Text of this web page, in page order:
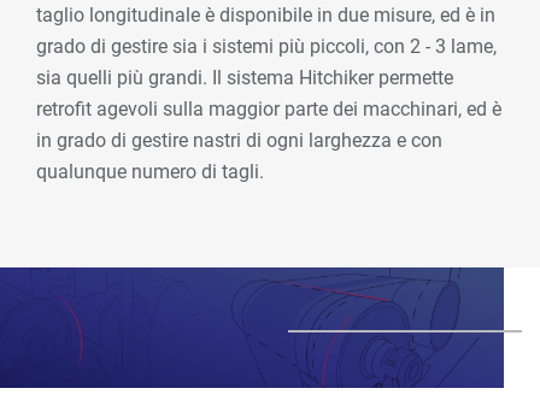
taglio longitudinale è disponibile in due misure, ed è in
grado di gestire sia i sistemi più piccoli, con 2 - 3 lame,
sia quelli più grandi. Il sistema Hitchiker permette
retrofit agevoli sulla maggior parte dei macchinari, ed è
in grado di gestire nastri di ogni larghezza e con
qualunque numero di tagli.